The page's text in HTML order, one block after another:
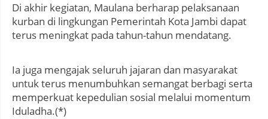
Di akhir kegiatan, Maulana berharap pelaksanaan
kurban di lingkungan Pemerintah Kota Jambi dapat
terus meningkat pada tahun-tahun mendatang.
Ia juga mengajak seluruh jajaran dan masyarakat
untuk terus menumbuhkan semangat berbagi serta
memperkuat kepedulian sosial melalui momentum
Iduladha.(*)